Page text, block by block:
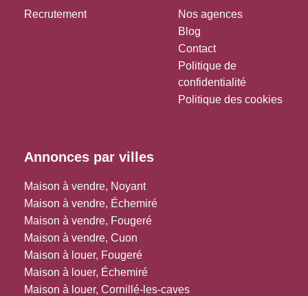
Recrutement
Nos agences
Blog
Contact
Politique de
confidentialité
Politique des cookies
Annonces par villes
Maison à vendre, Noyant
Maison à vendre, Échemiré
Maison à vendre, Fougeré
Maison à vendre, Cuon
Maison à louer, Fougeré
Maison à louer, Échemiré
Maison à louer, Cornillé-les-caves